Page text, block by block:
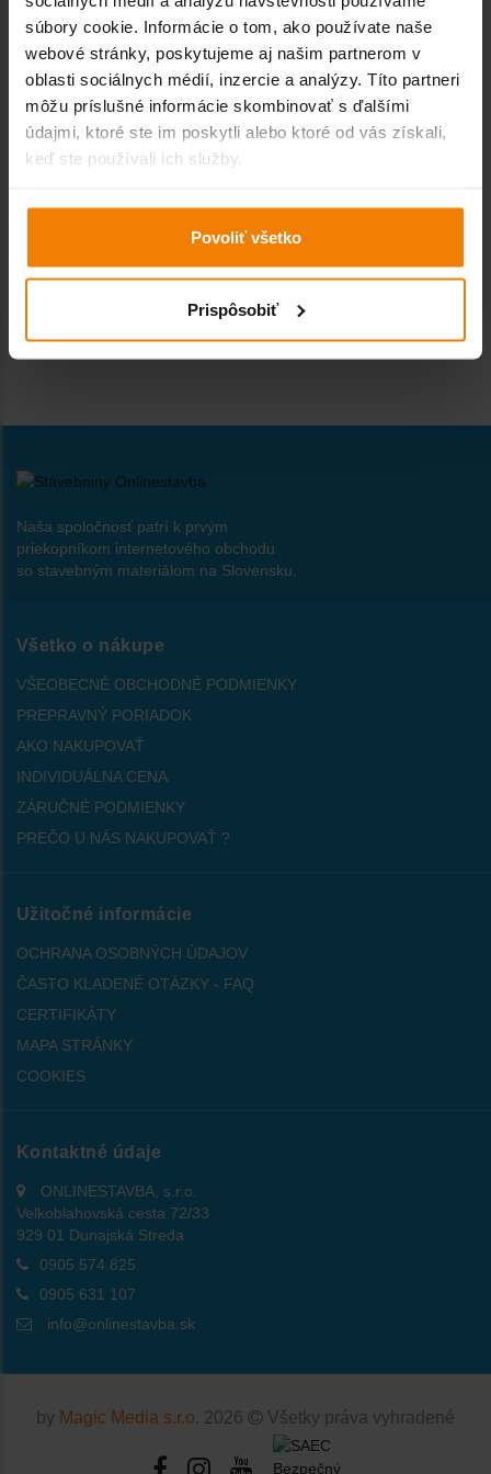
súbory cookie. Informácie o tom, ako používate naše
webové stránky, poskytujeme aj našim partnerom v
oblasti sociálnych médií, inzercie a analýzy. Títo partneri
môžu príslušné informácie skombinovať s ďalšími
údajmi, ktoré ste im poskytli alebo ktoré od vás získali,
keď ste používali ich služby.
Povoliť všetko
Prispôsobiť
Pištol ALU 310 ml
12,30 € s DPH / ks
Pištoľ PROFI plná
14,76 € s DPH / ks
Naša spoločnosť patrí k prvým
priekopníkom internetového obchodu
so stavebným materiálom na Slovensku.
Všetko o nákupe
VŠEOBECNÉ OBCHODNÉ PODMIENKY
PREPRAVNÝ PORIADOK
AKO NAKUPOVAŤ
INDIVIDUÁLNA CENA
ZÁRUČNÉ PODMIENKY
PREČO U NÁS NAKUPOVAŤ ?
Užitočné informácie
OCHRANA OSOBNÝCH ÚDAJOV
ČASTO KLADENÉ OTÁZKY - FAQ
CERTIFIKÁTY
MAPA STRÁNKY
COOKIES
Kontaktné údaje
ONLINESTAVBA, s.r.o.
Velkoblahovská cesta 72/33
929 01 Dunajská Streda
0905 574 825
0905 631 107
info@onlinestavba.sk
by Magic Media s.r.o. 2026 Všetky práva vyhradené